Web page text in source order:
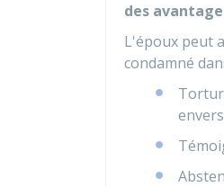
des
L'époux peut
condamné